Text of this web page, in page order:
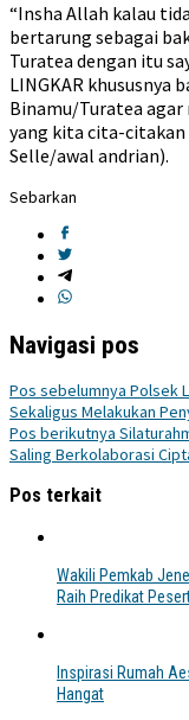
“Insha Allah kalau
bertarung sebagai
Turatea dengan itu
LINGKAR khususnya
Binamu/Turatea agar
yang kita cita-citakan
Selle/awal andrian).
Sebarkan
Navigasi pos
Pos sebelumnya Polsek
Sekaligus Melakukan
Pos berikutnya
Saling Berkolaborasi
Pos terkait
Wakili Pemkab
Raih Predikat
Inspirasi Rumah
Hangat